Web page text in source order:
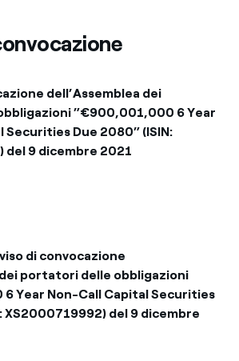
dell’Assemblea dei
”€900,001,000 6 Year
Securities Due 2080” (ISIN:
del 9 dicembre 2021
di convocazione
dei portatori delle obbligazioni
Year Non-Call Capital Securities
XS2000719992) del 9 dicembre